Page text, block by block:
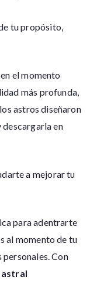
tu propósito,
el momento
más profunda,
astros diseñaron
en
a mejorar tu
para adentrarte
al momento de tu
Con